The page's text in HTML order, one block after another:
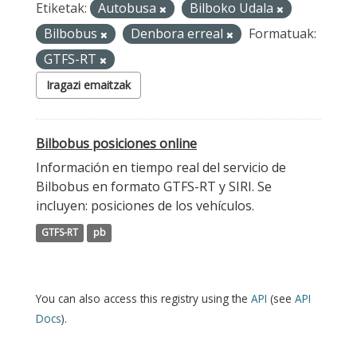
Etiketak: Autobusa
Bilboko Udala
Bilbobus
Denbora erreal
Formatuak:
GTFS-RT
Iragazi emaitzak
Bilbobus posiciones online
Información en tiempo real del servicio de
Bilbobus en formato GTFS-RT y SIRI. Se
incluyen: posiciones de los vehículos.
GTFS-RT pb
You can also access this registry using the API (see API
Docs).